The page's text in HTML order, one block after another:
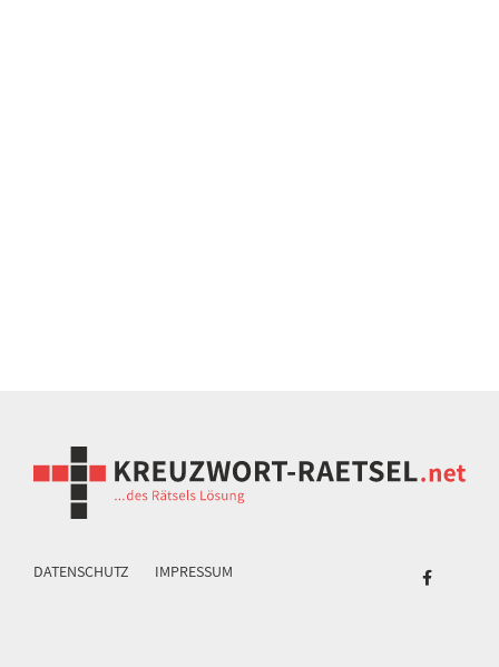
DATENSCHUTZ IMPRESSUM